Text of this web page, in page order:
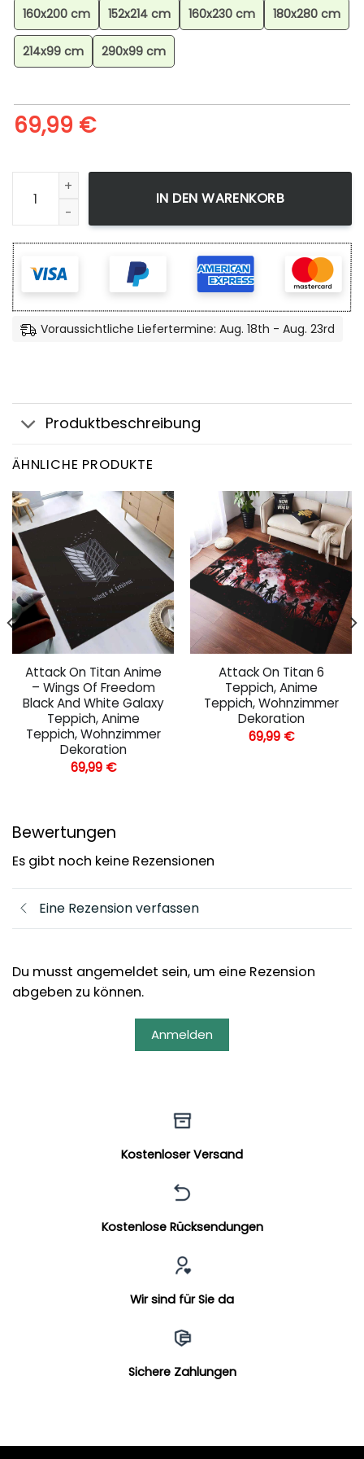
160x200 cm 152x214 cm 160x230 cm 180x280 cm
214x99 cm 290x99 cm
69,99 €
Attack On Titan Anime Levi Fighting Wind Blade Teppich,
IN DEN WARENKORB
Voraussichtliche Liefertermine: Aug. 18th - Aug. 23rd
Produktbeschreibung
ÄHNLICHE PRODUKTE
Attack On Titan Anime
– Wings Of Freedom
Black And White Galaxy
Teppich, Anime
Teppich, Wohnzimmer
Dekoration
69,99 €
Attack On Titan 6
Teppich, Anime
Teppich, Wohnzimmer
Dekoration
69,99 €
Bewertungen
Es gibt noch keine Rezensionen
Eine Rezension verfassen
Du musst angemeldet sein, um eine Rezension
abgeben zu können.
Anmelden
Kostenloser Versand
Kostenlose Rücksendungen
Wir sind für Sie da
Sichere Zahlungen